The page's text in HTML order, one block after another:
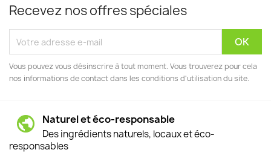
Recevez nos offres spéciales
Vous pouvez vous désinscrire à tout moment. Vous trouverez pour cela
nos informations de contact dans les conditions d'utilisation du site.
Naturel et éco-responsable
Des ingrédients naturels, locaux et éco-
responsables